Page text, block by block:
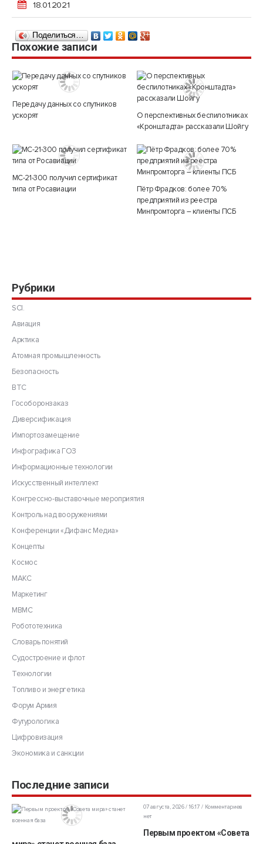
18.01.2021
Поделиться…
Похожие записи
Передачу данных со спутников
ускорят
О перспективных беспилотниках
«Кронштадта» рассказали Шойгу
МС-21-300 получил сертификат
типа от Росавиации
Пётр Фрадков: более 70%
предприятий из реестра
Минпромторга – клиенты ПСБ
Рубрики
SCI.
Авиация
Арктика
Атомная промышленность
Безопасность
ВТС
Гособоронзаказ
Диверсификация
Импортозамещение
Инфографика ГОЗ
Информационные технологии
Искусственный интеллект
Конгрессно-выставочные мероприятия
Контроль над вооружениями
Конференции «Дифанс Медиа»
Концепты
Космос
МАКС
Маркетинг
МВМС
Робототехника
Словарь понятий
Судостроение и флот
Технологии
Топливо и энергетика
Форум Армия
Футурологика
Цифровизация
Экономика и санкции
Последние записи
07 августа, 2026 / 16:17
Комментариев
нет
Первым проектом «Совета